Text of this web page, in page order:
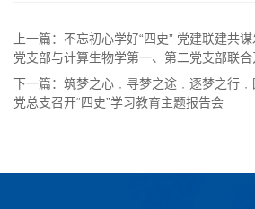
上一篇：不忘初心学好“四史” 党建联建
党支部与计算生物学第一、第二党支部联
下一篇：筑梦之心﹒寻梦之途﹒逐梦之行
党总支召开“四史”学习教育主题报告会